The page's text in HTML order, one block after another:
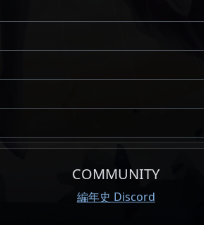
COMMUNITY
編年史 Discord